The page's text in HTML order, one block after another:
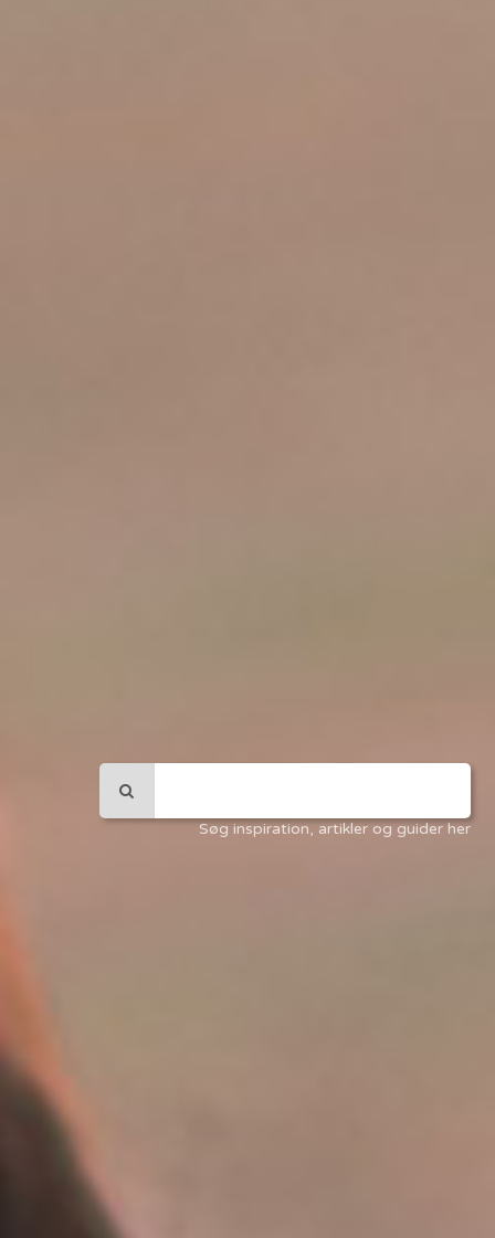
Søg inspiration, artikler og guider her